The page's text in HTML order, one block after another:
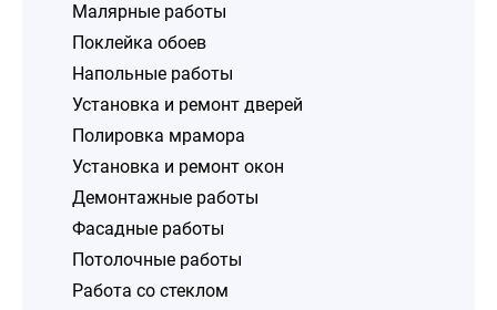
Малярные работы
Поклейка обоев
Напольные работы
Установка и ремонт дверей
Полировка мрамора
Установка и ремонт окон
Демонтажные работы
Фасадные работы
Потолочные работы
Работа со стеклом